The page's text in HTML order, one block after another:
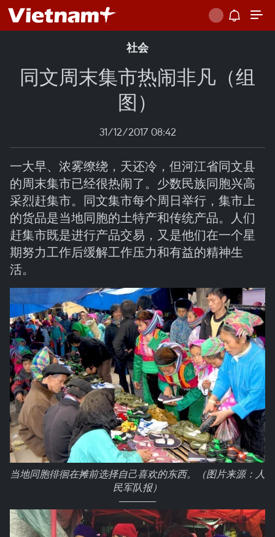
社会
同文周末集市热闹非凡（组
图）
31/12/2017 08:42
一大早、浓雾缭绕，天还冷，但河江省同文县
的周末集市已经很热闹了。少数民族同胞兴高
采烈赶集市。同文集市每个周日举行，集市上
的货品是当地同胞的土特产和传统产品。人们
赶集市既是进行产品交易，又是他们在一个星
期努力工作后缓解工作压力和有益的精神生
活。
当地同胞徘徊在摊前选择自己喜欢的东西。（图片来源：人
民军队报）